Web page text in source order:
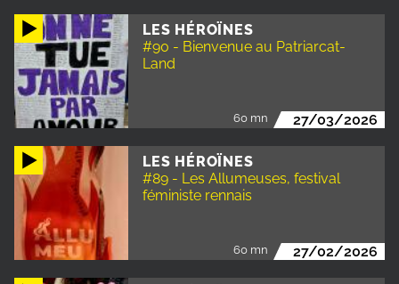
LES HÉROÏNES
#90 - Bienvenue au Patriarcat-
Land
60 mn 27/03/2026
LES HÉROÏNES
#89 - Les Allumeuses, festival
féministe rennais
60 mn 27/02/2026